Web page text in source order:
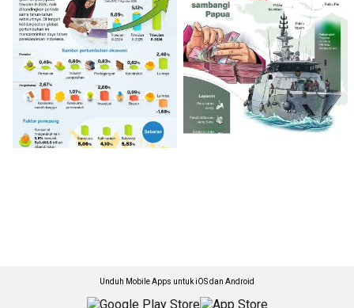
Unduh Mobile Apps untuk iOS dan Android